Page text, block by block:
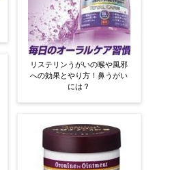
リステリンうがいの喉や風邪
への効果とやり方！鼻うがい
には？